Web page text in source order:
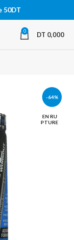
0 DT 0,000
-64%
EN RU
PTURE
50DT